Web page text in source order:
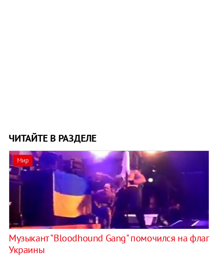
ЧИТАЙТЕ В РАЗДЕЛЕ
Мир
Музыкант "Bloodhound Gang" помочился на флаг
Украины